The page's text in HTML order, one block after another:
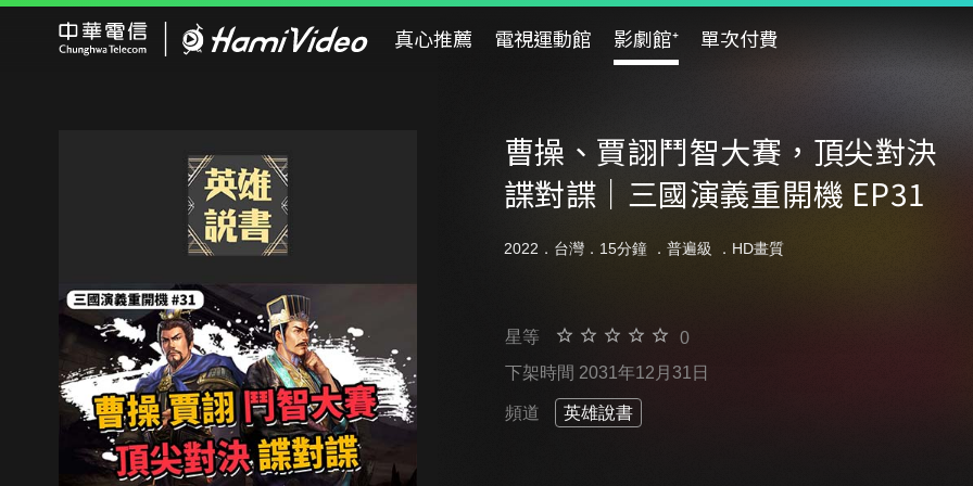
真心推薦 電視運動館 影劇館⁺ 單次付費
曹操、賈詡鬥智大賽，頂尖對決
諜對諜｜三國演義重開機 EP31
2022．台灣．15分鐘 ． 普遍級 ．HD畫質
星等
0
下架時間 2031年12月31日
頻道 英雄說書